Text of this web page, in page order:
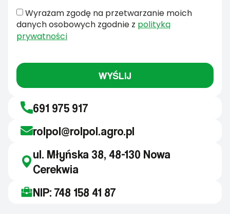
Wyrażam zgodę na przetwarzanie moich
danych osobowych zgodnie z polityką
prywatności
WYŚLIJ
691 975 917
rolpol@rolpol.agro.pl
ul. Młyńska 38, 48-130 Nowa
Cerekwia
NIP: 748 158 41 87